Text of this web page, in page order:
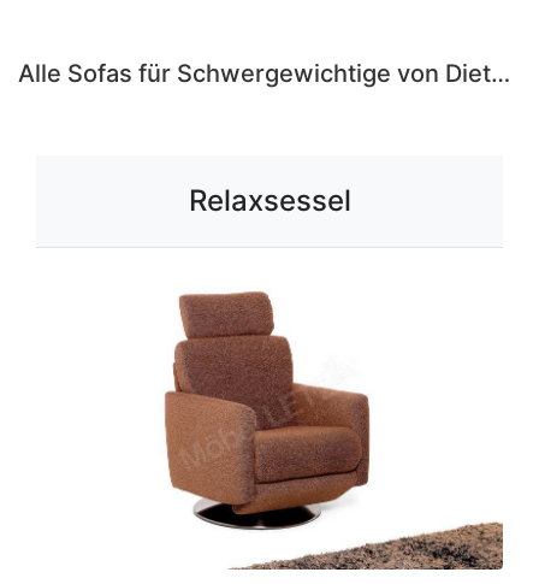
Alle Sofas für Schwergewichtige von Dietsch entdecken ›
Relaxsessel